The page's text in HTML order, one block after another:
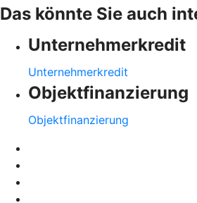
Das könnte Sie auch
Unternehmerkredit
Unternehmerkredit
Objektfinanzierung
Objektfinanzierung